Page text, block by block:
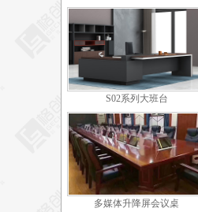
S02系列大班台
多媒体升降屏会议桌